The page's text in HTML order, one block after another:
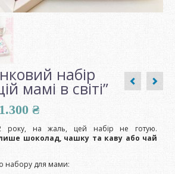
набір
мамі в світі”
1.300₴
року, на жаль, цей набір не готую.
шоколад, чашку та каву або чай
набору для мами: